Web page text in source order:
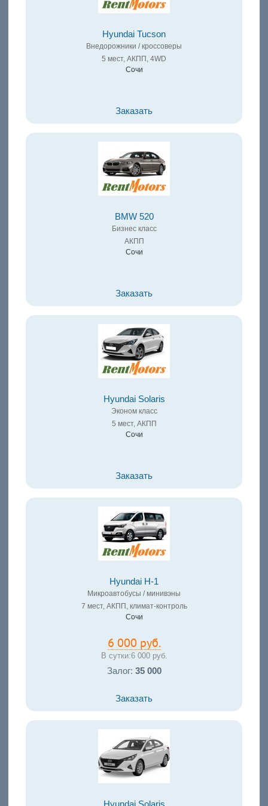
Hyundai Tucson
Внедорожники / кроссоверы
5 мест, АКПП, 4WD
Сочи
Заказать
BMW 520
Бизнес класс
АКПП
Сочи
Заказать
Hyundai Solaris
Эконом класс
5 мест, АКПП
Сочи
Заказать
Hyundai H-1
Микроавтобусы / минивэны
7 мест, АКПП, климат-контроль
Сочи
6 000 руб.
В сутки:6 000 руб.
Залог: 35 000
Заказать
Hyundai Solaris